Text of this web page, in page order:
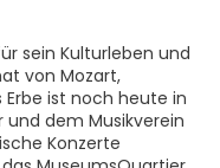
sein Kulturleben und
von Mozart,
Erbe ist noch heute in
und dem Musikverein
Konzerte